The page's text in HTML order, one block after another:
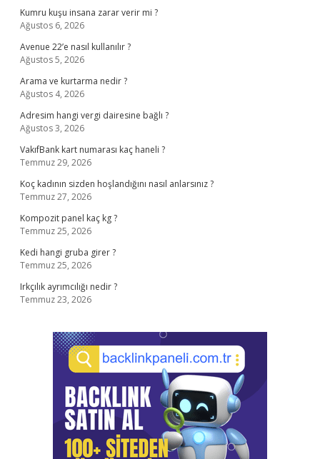
Kumru kuşu insana zarar verir mi ?
Ağustos 6, 2026
Avenue 22’e nasıl kullanılır ?
Ağustos 5, 2026
Arama ve kurtarma nedir ?
Ağustos 4, 2026
Adresim hangi vergi dairesine bağlı ?
Ağustos 3, 2026
VakıfBank kart numarası kaç haneli ?
Temmuz 29, 2026
Koç kadının sizden hoşlandığını nasıl anlarsınız ?
Temmuz 27, 2026
Kompozit panel kaç kg ?
Temmuz 25, 2026
Kedi hangi gruba girer ?
Temmuz 25, 2026
Irkçılık ayrımcılığı nedir ?
Temmuz 23, 2026